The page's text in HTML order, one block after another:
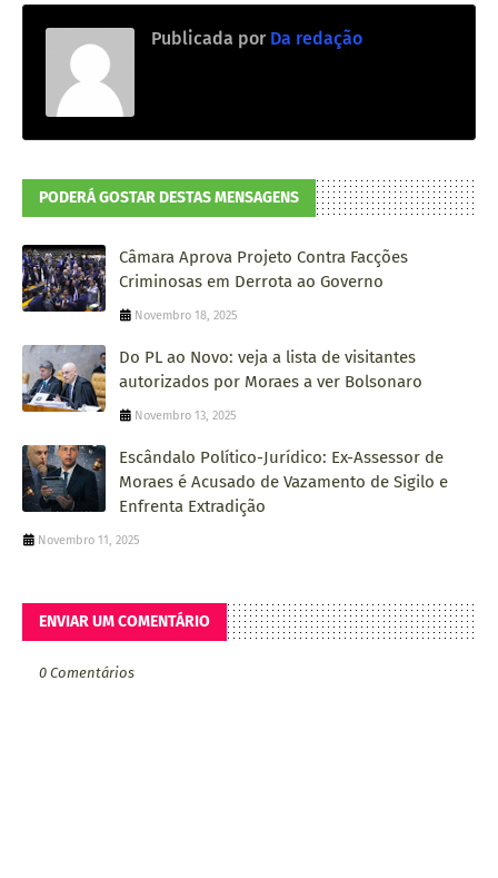
Publicada por Da redação
PODERÁ GOSTAR DESTAS MENSAGENS
Câmara Aprova Projeto Contra Facções
Criminosas em Derrota ao Governo
Novembro 18, 2025
Do PL ao Novo: veja a lista de visitantes
autorizados por Moraes a ver Bolsonaro
Novembro 13, 2025
Escândalo Político-Jurídico: Ex-Assessor de
Moraes é Acusado de Vazamento de Sigilo e
Enfrenta Extradição
Novembro 11, 2025
ENVIAR UM COMENTÁRIO
0 Comentários